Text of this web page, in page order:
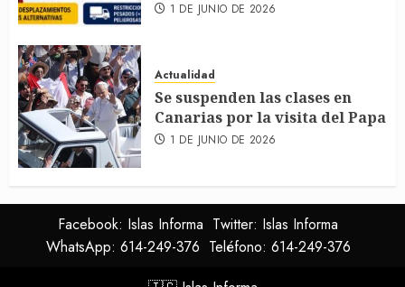
1 DE JUNIO DE 2026
Actualidad
Se suspenden las clases en
Canarias por la visita del Papa
1 DE JUNIO DE 2026
Facebook: Islas Informa Twitter: Islas Informa
WhatsApp: 614-249-376 Teléfono: 614-249-376